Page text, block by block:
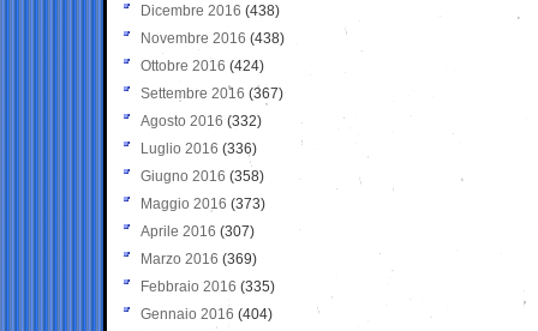
Dicembre 2016 (438)
Novembre 2016 (438)
Ottobre 2016 (424)
Settembre 2016 (367)
Agosto 2016 (332)
Luglio 2016 (336)
Giugno 2016 (358)
Maggio 2016 (373)
Aprile 2016 (307)
Marzo 2016 (369)
Febbraio 2016 (335)
Gennaio 2016 (404)